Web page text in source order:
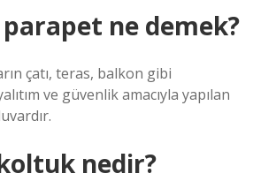
ne demek?
çatı, teras, balkon gibi
ve güvenlik amacıyla yapılan
nedir?